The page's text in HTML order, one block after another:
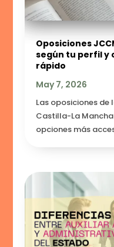
Oposiciones
según tu perfil y
rápido
May 7, 2026
Las oposiciones
Castilla-La
opciones más